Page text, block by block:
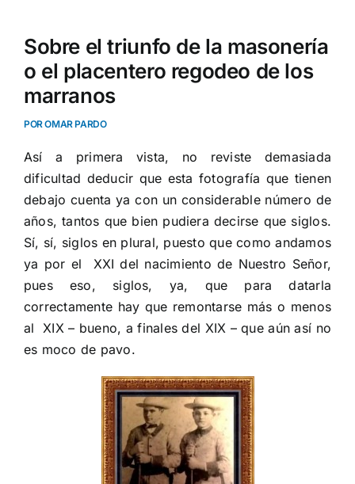
Sobre el triunfo de la masonería
o el placentero regodeo de los
marranos
POR OMAR PARDO
Así a primera vista, no reviste demasiada
dificultad deducir que esta fotografía que tienen
debajo cuenta ya con un considerable número de
años, tantos que bien pudiera decirse que siglos.
Sí, sí, siglos en plural, puesto que como andamos
ya por el
XXI del nacimiento de Nuestro Señor,
pues eso, siglos, ya, que para datarla
correctamente hay que remontarse más o menos
al
XIX – bueno, a finales del XIX – que aún así no
es moco de pavo.